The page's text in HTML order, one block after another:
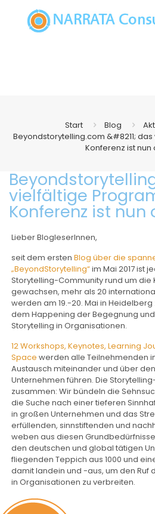
Start Blog
Beyondstorytelling.com &#8211;
Konferenz ist nun
vielfältige
Konferenz ist nun
Lieber BlogleserInnen,
seit dem erstenBlog über die
„BeyondStorytelling“im Mai 2017 ist
Storytelling-Community rund um die
gewachsen, mehr als 20
werden am 19.-20. Mai in
dem Happening der Begegnung
Storytelling in Organisationen.
12 Workshops, Keynotes, Learning
Space werden alle Teilnehmenden
Austausch miteinander und über
Unternehmen führen. Die
zusammen: Wir bündeln die
die Suche nach einer tieferen
in großen Unternehmen und das
erfüllenden, sinnstiftenden und
weben aus diesen
den deutschen und global tätigen
fliegenden Teppich aus 1000 und
damit landein und -aus, um den Ruf
in Organisationen zu verbreiten.